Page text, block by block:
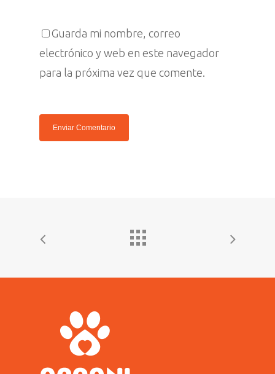
Guarda mi nombre, correo
electrónico y web en este navegador
para la próxima vez que comente.
English